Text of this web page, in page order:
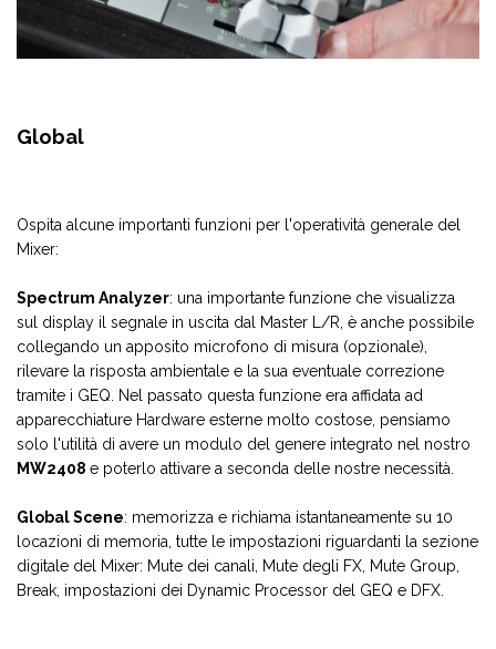
Global
Ospita alcune importanti funzioni per l'operatività generale del
Mixer:
Spectrum Analyzer: una importante funzione che visualizza
sul display il segnale in uscita dal Master L/R, è anche possibile
collegando un apposito microfono di misura (opzionale),
rilevare la risposta ambientale e la sua eventuale correzione
tramite i GEQ. Nel passato questa funzione era affidata ad
apparecchiature Hardware esterne molto costose, pensiamo
solo l'utilità di avere un modulo del genere integrato nel nostro
MW2408 e poterlo attivare a seconda delle nostre necessità.
Global Scene: memorizza e richiama istantaneamente su 10
locazioni di memoria, tutte le impostazioni riguardanti la sezione
digitale del Mixer: Mute dei canali, Mute degli FX, Mute Group,
Break, impostazioni dei Dynamic Processor del GEQ e DFX.